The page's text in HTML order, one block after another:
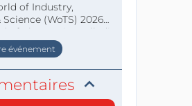
of Industry,
(WoTS) 2026
of Electronics volledi
événement